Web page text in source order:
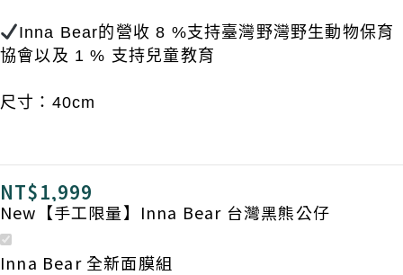
Inna Bear的 營收8 %支持臺灣野灣野生動物保育
協會以及 1 % 支持兒童教育
尺寸：40cm
NT$1,999
New【手工限量】Inna Bear 台灣黑熊公仔
Inna Bear 全新面膜組